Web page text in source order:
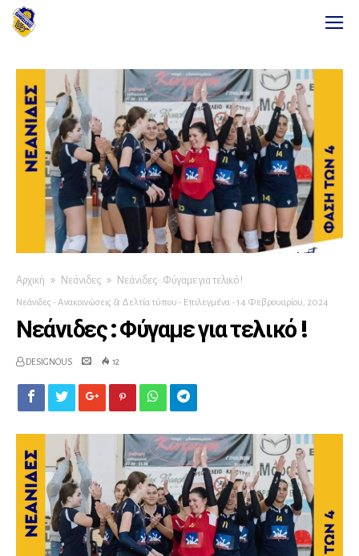
Αρχική Νεάνιδες Νεάνιδες : Φύγαμε για τελικό !
Νεάνιδες -Ανακοινώσεις & Δελτία τύπου - Επιλεγμένα -14 Φεβρουαρίου, 2024
Νεάνιδες : Φύγαμε για τελικό !
DESIGNOUS 12